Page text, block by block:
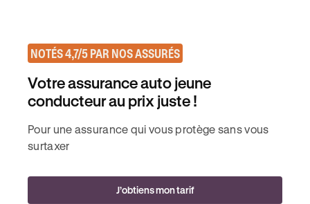
NOTÉS 4,7/5 PAR NOS ASSURÉS
Votre assurance auto jeune
conducteur au prix juste !
Pour une assurance qui vous protège sans vous
surtaxer
J’obtiens mon tarif